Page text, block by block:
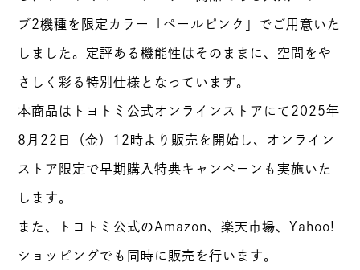
ブ2機種を限定カラー「ペールピンク」でご用意いた
しました。定評ある機能性はそのままに、空間をや
さしく彩る特別仕様となっています。
本商品はトヨトミ公式オンラインストアにて2025年
8月22日（金）12時より販売を開始し、オンライン
ストア限定で早期購入特典キャンペーンも実施いた
します。
また、トヨトミ公式のAmazon、楽天市場、Yahoo!
ショッピングでも同時に販売を行います。